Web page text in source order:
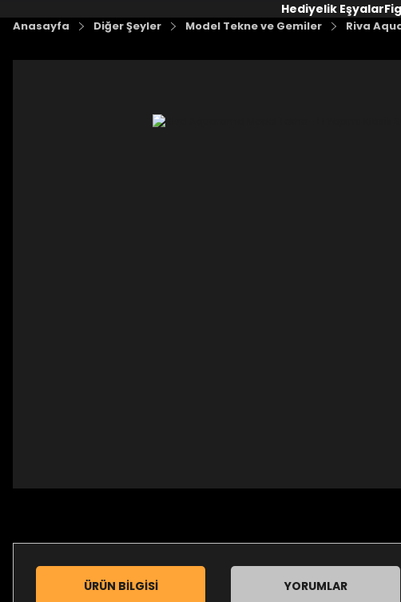
Hediyelik Eşyalar
Anasayfa Diğer Şeyler Model Tekne ve Gemiler Riva
ÜRÜN BILGISI YORUMLAR